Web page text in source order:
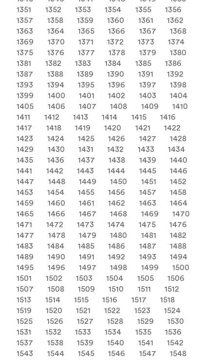
1351
1352 1353 1354 1355
1356
1357
1358 1359 1360 1361
1362
1363
1364 1365 1366 1367
1368
1369
1370 1371 1372 1373
1374
1375
1376 1377 1378 1379
1380
1381
1382 1383 1384 1385
1386
1387
1388 1389 1390 1391
1392
1393
1394 1395 1396 1397
1398
1399
1400 1401 1402 1403
1404
1405
1406 1407 1408 1409
1410
1411
1412 1413 1414 1415
1416
1417
1418 1419 1420 1421
1422
1423
1424 1425 1426 1427
1428
1429
1430 1431 1432 1433
1434
1435
1436 1437 1438 1439
1440
1441
1442 1443 1444 1445
1446
1447
1448 1449 1450 1451
1452
1453
1454 1455 1456 1457
1458
1459
1460 1461 1462 1463
1464
1465
1466 1467 1468 1469
1470
1471
1472 1473 1474 1475
1476
1477
1478 1479 1480 1481
1482
1483
1484 1485 1486 1487
1488
1489
1490 1491 1492 1493
1494
1495
1496 1497 1498 1499
1500
1501
1502 1503 1504 1505
1506
1507
1508 1509 1510 1511
1512
1513
1514 1515 1516 1517
1518
1519
1520 1521 1522 1523
1524
1525
1526 1527 1528 1529
1530
1531
1532 1533 1534 1535
1536
1537
1538 1539 1540 1541
1542
1543
1544 1545 1546 1547
1548